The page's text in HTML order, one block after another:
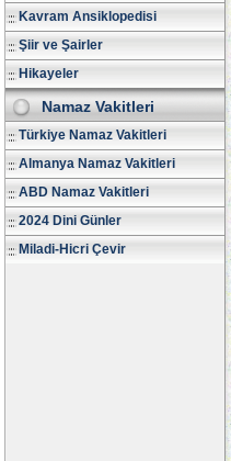
Kavram Ansiklopedisi
Şiir ve Şairler
Hikayeler
Namaz Vakitleri
Türkiye Namaz Vakitleri
Almanya Namaz Vakitleri
ABD Namaz Vakitleri
2024 Dini Günler
Miladi-Hicri Çevir